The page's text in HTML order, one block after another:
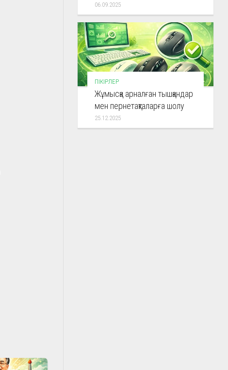
06.09.2025
ПІКІРЛЕР
Жұмысқа арналған тышқандар
мен пернетақталарға шолу
25.12.2025